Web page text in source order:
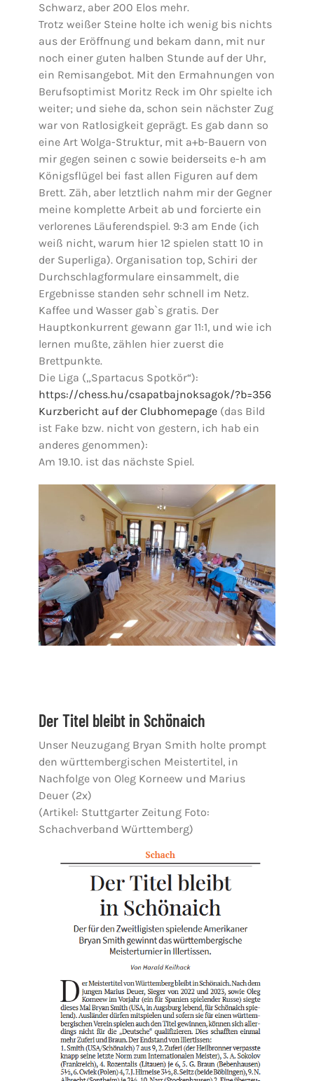
Schwarz, aber 200 Elos mehr.
Trotz weißer Steine holte ich wenig bis nichts
aus der Eröffnung und bekam dann, mit nur
noch einer guten halben Stunde auf der Uhr,
ein Remisangebot. Mit den Ermahnungen von
Berufsoptimist Moritz Reck im Ohr spielte ich
weiter; und siehe da, schon sein nächster Zug
war von Ratlosigkeit geprägt. Es gab dann so
eine Art Wolga-Struktur, mit a+b-Bauern von
mir gegen seinen c sowie beiderseits e-h am
Königsflügel bei fast allen Figuren auf dem
Brett. Zäh, aber letztlich nahm mir der Gegner
meine komplette Arbeit ab und forcierte ein
verlorenes Läuferendspiel. 9:3 am Ende (ich
weiß nicht, warum hier 12 spielen statt 10 in
der Superliga). Organisation top, Schiri der
Durchschlagformulare einsammelt, die
Ergebnisse standen sehr schnell im Netz.
Kaffee und Wasser gab`s gratis. Der
Hauptkonkurrent gewann gar 11:1, und wie ich
lernen mußte, zählen hier zuerst die
Brettpunkte.
Die Liga („Spartacus Spotkör“):
https://chess.hu/csapatbajnoksagok/?b=356
Kurzbericht auf der Clubhomepage(das Bild
ist Fake bzw. nicht von gestern, ich hab ein
anderes genommen):
Am 19.10. ist das nächste Spiel.
Der Titel bleibt in Schönaich
Unser Neuzugang Bryan Smith holte prompt
den württembergischen Meistertitel, in
Nachfolge von Oleg Korneew und Marius
Deuer (2x)
(Artikel: Stuttgarter Zeitung Foto:
Schachverband Württemberg)